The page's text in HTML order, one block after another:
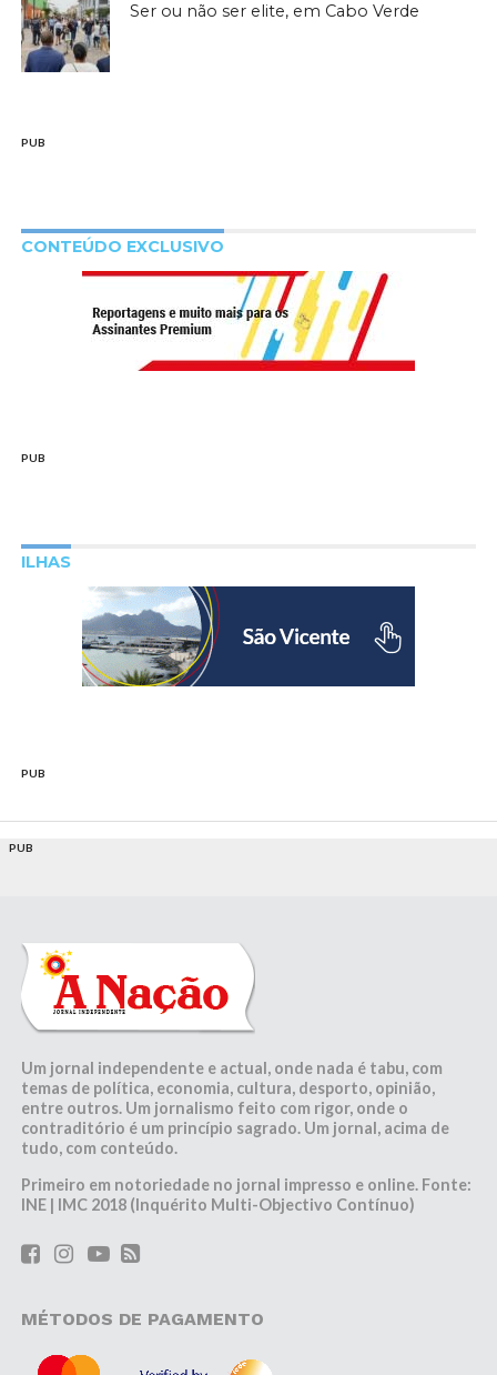
Ser ou não ser elite, em Cabo Verde
PUB
CONTEÚDO EXCLUSIVO
PUB
ILHAS
PUB
PUB
Um jornal independente e actual, onde nada é tabu, com
temas de política, economia, cultura, desporto, opinião,
entre outros. Um jornalismo feito com rigor, onde o
contraditório é um princípio sagrado. Um jornal, acima de
tudo, com conteúdo.
Primeiro em notoriedade no jornal impresso e online. Fonte:
INE | IMC 2018 (Inquérito Multi-Objectivo Contínuo)
MÉTODOS DE PAGAMENTO